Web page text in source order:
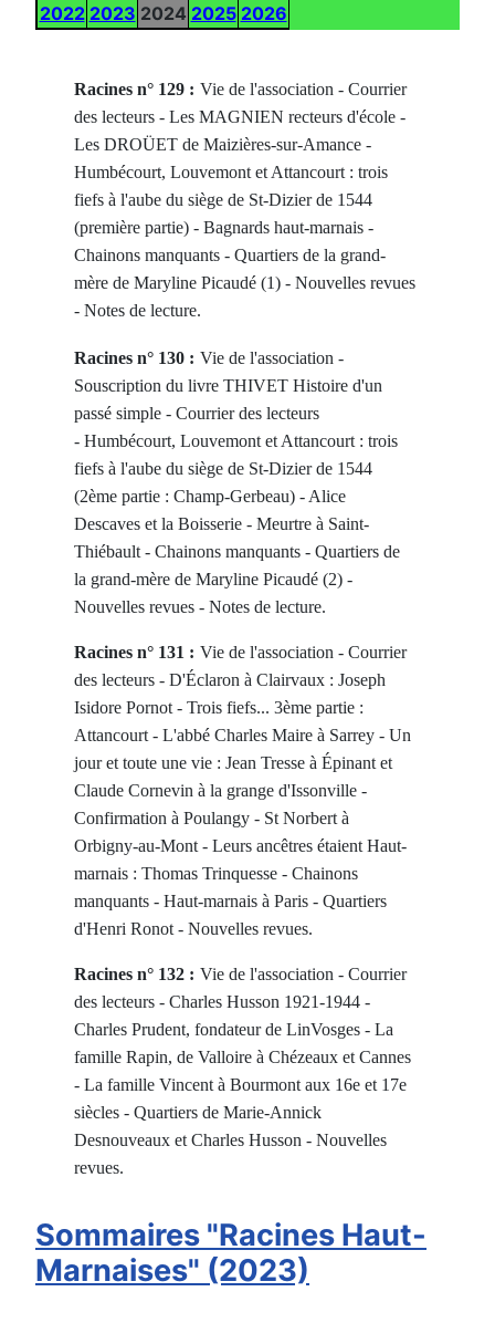
2022 2023 2024 2025 2026
Racines n° 129 : Vie de l'association - Courrier
des lecteurs - Les MAGNIEN recteurs d'école -
Les DROÜET de Maizières-sur-Amance -
Humbécourt, Louvemont et Attancourt : trois
fiefs à l'aube du siège de St-Dizier de 1544
(première partie) - Bagnards haut-marnais -
Chainons manquants - Quartiers de la grand-
mère de Maryline Picaudé (1) - Nouvelles revues
- Notes de lecture.
Racines n° 130 : Vie de l'association -
Souscription du livre THIVET Histoire d'un
passé simple - Courrier des lecteurs
- Humbécourt, Louvemont et Attancourt : trois
fiefs à l'aube du siège de St-Dizier de 1544
(2ème partie : Champ-Gerbeau) - Alice
Descaves et la Boisserie - Meurtre à Saint-
Thiébault - Chainons manquants - Quartiers de
la grand-mère de Maryline Picaudé (2) -
Nouvelles revues - Notes de lecture.
Racines n° 131 : Vie de l'association - Courrier
des lecteurs - D'Éclaron à Clairvaux : Joseph
Isidore Pornot - Trois fiefs... 3ème partie :
Attancourt - L'abbé Charles Maire à Sarrey - Un
jour et toute une vie : Jean Tresse à Épinant et
Claude Cornevin à la grange d'Issonville -
Confirmation à Poulangy - St Norbert à
Orbigny-au-Mont - Leurs ancêtres étaient Haut-
marnais : Thomas Trinquesse - Chainons
manquants - Haut-marnais à Paris - Quartiers
d'Henri Ronot - Nouvelles revues.
Racines n° 132 : Vie de l'association - Courrier
des lecteurs - Charles Husson 1921-1944 -
Charles Prudent, fondateur de LinVosges - La
famille Rapin, de Valloire à Chézeaux et Cannes
- La famille Vincent à Bourmont aux 16e et 17e
siècles - Quartiers de Marie-Annick
Desnouveaux et Charles Husson - Nouvelles
revues.
Sommaires "Racines Haut-
Marnaises" (2023)